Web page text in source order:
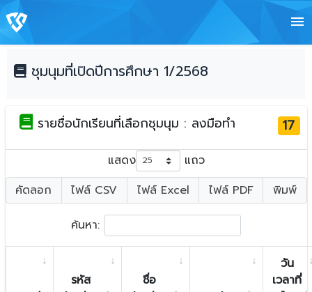
menu
ชุมนุมที่เปิดปีการศึกษา 1/2568
รายชื่อนักเรียนที่เลือกชุมนุม : ลงมือทำ 17
แสดง
แถว
คัดลอก
ไฟล์ CSV ไฟล์ Excel ไฟล์ PDF พิมพ์
ค้นหา:
รหัส
ชื่อ
วัน
เวลาที่